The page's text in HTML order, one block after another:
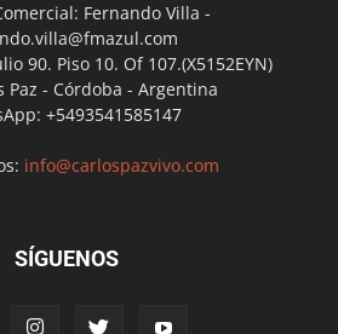
Fernando Villa -
90. Piso 10. Of 107.(X5152EYN)
Paz - Córdoba - Argentina
+5493541585147
info@carlospazvivo.com
SÍGUENOS